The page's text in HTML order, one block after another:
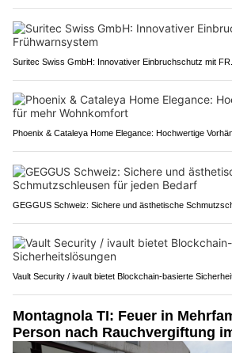
Suritec Swiss GmbH: Innovativer Einbruchschutz mit
Phoenix & Cataleya Home Elegance: Hochwertige
GEGGUS Schweiz: Sichere und ästhetische
Vault Security / ivault bietet Blockchain-basierte
Montagnola TI: Feuer in
Person nach Rauchvergiftung